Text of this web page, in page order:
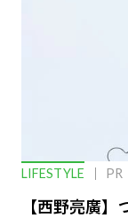
LIFESTYLE PR
【西野亮廣